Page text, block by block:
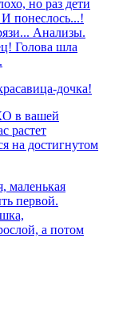
но раз дети
И понеслось...!
Анализы.
Голова шла
дочка!
в вашей
растет
на достигнутом
маленькая
первой.
а потом